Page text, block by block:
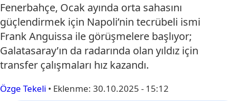
Fenerbahçe, Ocak ayında orta sahasını
güçlendirmek için Napoli’nin tecrübeli ismi
Frank Anguissa ile görüşmelere başlıyor;
Galatasaray’ın da radarında olan yıldız için
transfer çalışmaları hız kazandı.
Özge Tekeli • Eklenme: 30.10.2025 - 15:12